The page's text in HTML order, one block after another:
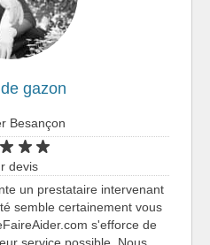
gazon
Besançon
devis
un prestataire intervenant
semble certainement vous
s'efforce de
service possible. Nous